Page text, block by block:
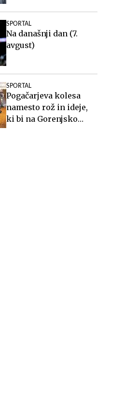
SPORTAL
Na današnji dan (7.
avgust)
SPORTAL
Pogačarjeva kolesa
namesto rož in ideje,
ki bi na Gorenjsko